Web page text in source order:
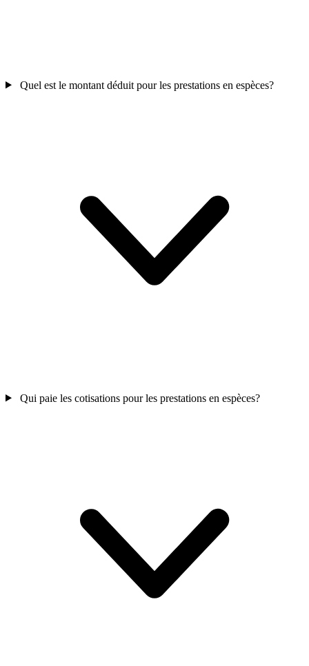
Quel est le montant déduit pour les prestations en espèces?
Qui paie les cotisations pour les prestations en espèces?